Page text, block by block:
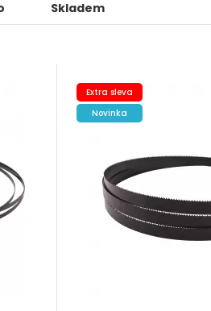
Skladem
Extra sleva
Novinka